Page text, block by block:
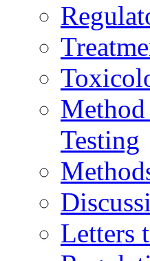
Testing
Letters